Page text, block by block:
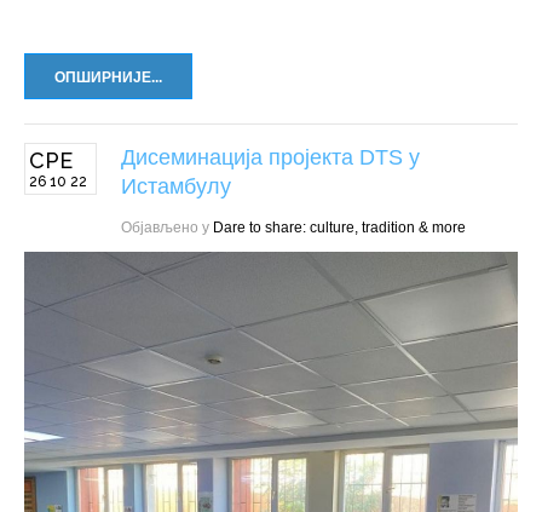
ОПШИРНИЈЕ...
СРЕ
26 10 22
Дисеминација пројекта DTS у
Истамбулу
Објављено у Dare to share: culture, tradition & more